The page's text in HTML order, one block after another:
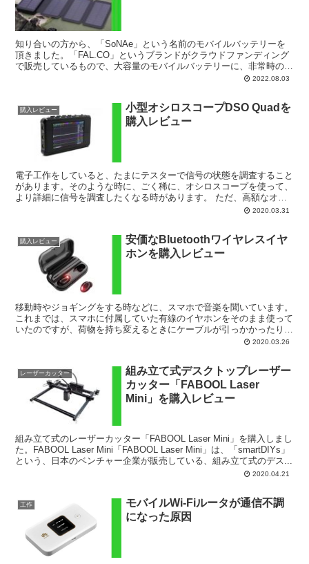
知り合いの方から、「SoNAe」という名前のモバイルバッテリーを
頂きました。「FAL.CO」というブランドがクラウドファンディング
で販売しているもので、大容量のモバイルバッテリーに、非常時の充
2022.08.03
購入レビュー
小型オシロスコープDSO Quadを
購入レビュー
電子工作をしていると、たまにテスターで信号の状態を調査すること
があります。そのような時に、ごく稀に、オシロスコープを使って、
より詳細に信号を調査したくなる時があります。 ただ、高額なオシ
ロスコープはそもそも買えない上、本格的なものを設置する...2020.03.31
購入レビュー
安価なBluetoothワイヤレスイヤ
ホンを購入レビュー
移動時やジョギングをする時などに、スマホで音楽を聞いています。
これまでは、スマホに付属していた有線のイヤホンをそのまま使って
いたのですが、荷物を持ち変えるときにケーブルが引っかかったり、
腕を振るとケーブルに当たったりと、少々わずらわしく感じ...2020.03.26
レーザーカッター
組み立て式デスクトップレーザー
カッター「FABOOL Laser
Mini」を購入レビュー
組み立て式のレーザーカッター「FABOOL Laser Mini」を購入しまし
た。FABOOL Laser Mini「FABOOL Laser Mini」は、「smartDIYs」
という、日本のベンチャー企業が販売している、組み立て式のデス...
2020.04.21
工作
モバイルWi-Fiルータが通信不調
になった原因